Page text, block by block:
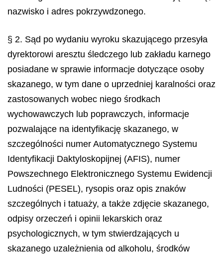
nazwisko i adres pokrzywdzonego.
§ 2. Sąd po wydaniu wyroku skazującego przesyła
dyrektorowi aresztu śledczego lub zakładu karnego
posiadane w sprawie informacje dotyczące osoby
skazanego, w tym dane o uprzedniej karalności oraz
zastosowanych wobec niego środkach
wychowawczych lub poprawczych, informacje
pozwalające na identyfikację skazanego, w
szczególności numer Automatycznego Systemu
Identyfikacji Daktyloskopijnej (AFIS), numer
Powszechnego Elektronicznego Systemu Ewidencji
Ludności (PESEL), rysopis oraz opis znaków
szczególnych i tatuaży, a także zdjęcie skazanego,
odpisy orzeczeń i opinii lekarskich oraz
psychologicznych, w tym stwierdzających u
skazanego uzależnienia od alkoholu, środków